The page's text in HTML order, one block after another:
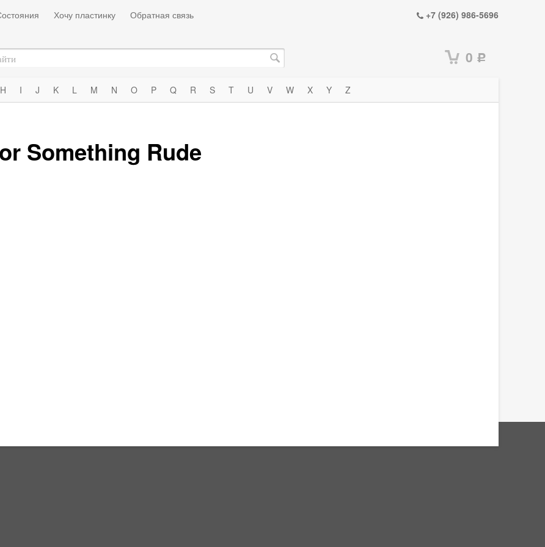
Хочу пластинку Обратная связь +7 (926) 986-5696
0 Р
H I J K L M N O P Q R S T U V W X Y Z
Something Rude